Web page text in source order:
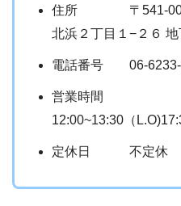
住所 〒541-0041
北浜２丁目１−２６
電話番号 06-6233-
営業時間
12:00~13:30（
定休日 不定休